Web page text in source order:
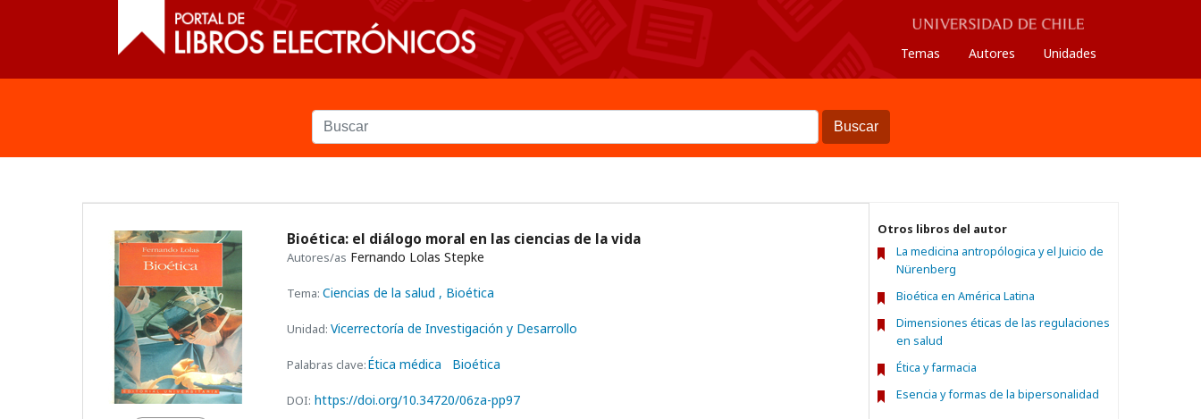
Temas Autores Unidades
Buscar
Bioética: el diálogo moral en las ciencias de la vida
Autores/as Fernando Lolas Stepke
Tema: Ciencias de la salud , Bioética
Unidad: Vicerrectoría de Investigación y Desarrollo
Palabras clave:Ética médica Bioética
DOI: https://doi.org/10.34720/06za-pp97
Otros libros del autor
La medicina antropólogica y el Juicio de
Nürenberg
Bioética en América Latina
Dimensiones éticas de las regulaciones
en salud
Ética y farmacia
Esencia y formas de la bipersonalidad